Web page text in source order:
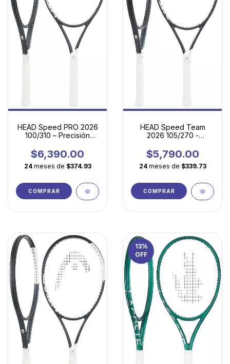
HEAD Speed PRO 2026
100/310 – Precisión
jugadores de alto ritmo
$6,390.00
24 meses de $374.93
COMPRAR
HEAD Speed Team
2026 105/270 -
tolerancia y máxima
manejabilidad
$5,790.00
24 meses de $339.73
COMPRAR
13%
OFF